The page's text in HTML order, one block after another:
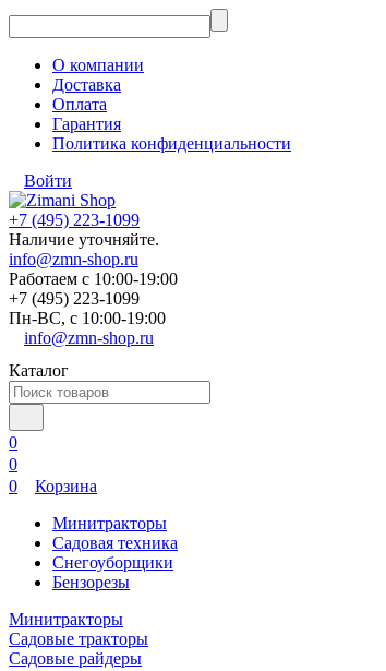
О компании
Доставка
Оплата
Гарантия
Политика конфиденциальности
Войти
+7 (495) 223-1099
Наличие уточняйте.
info@zmn-shop.ru
Работаем с 10:00-19:00
+7 (495) 223-1099
Пн-ВС, с 10:00-19:00
info@zmn-shop.ru
Каталог
0
0
0
Корзина
Минитракторы
Садовая техника
Снегоуборщики
Бензорезы
Минитракторы
Садовые тракторы
Садовые райдеры